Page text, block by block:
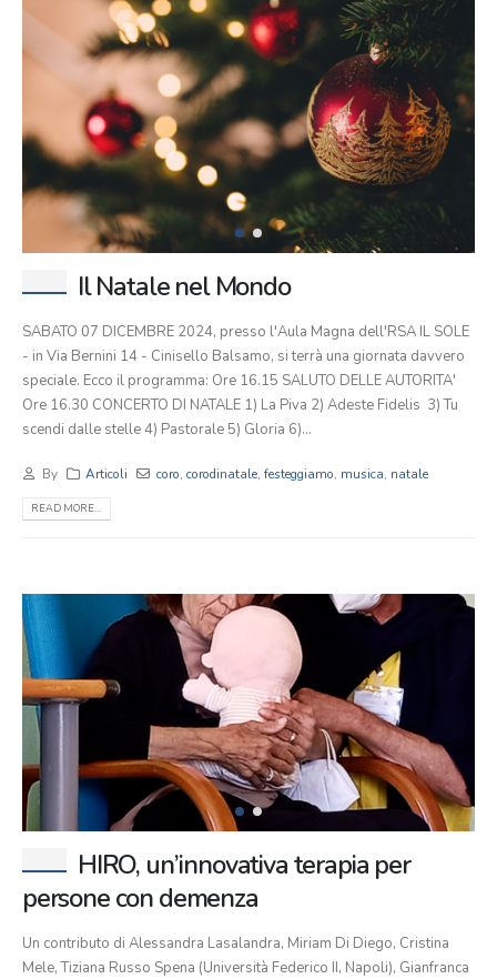
Il Natale nel Mondo
SABATO 07 DICEMBRE 2024, presso l'Aula Magna dell'RSA IL SOLE
- in Via Bernini 14 - Cinisello Balsamo, si terrà una giornata davvero
speciale. Ecco il programma: Ore 16.15 SALUTO DELLE AUTORITA'
Ore 16.30 CONCERTO DI NATALE 1) La Piva 2) Adeste Fidelis 3) Tu
scendi dalle stelle 4) Pastorale 5) Gloria 6)...
By Articoli coro,corodinatale,festeggiamo, musica, natale
READ MORE...
HIRO, un’innovativa terapia per
persone con demenza
Un contributo di Alessandra Lasalandra, Miriam Di Diego, Cristina
Mele, Tiziana Russo Spena (Università Federico II, Napoli), Gianfranca